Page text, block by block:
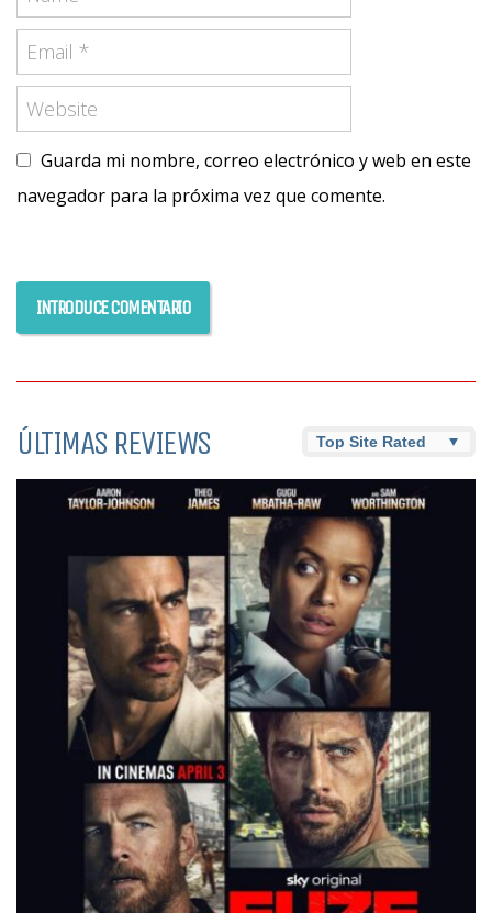
Guarda mi nombre, correo electrónico y web en este
navegador para la próxima vez que comente.
ÚLTIMAS REVIEWS